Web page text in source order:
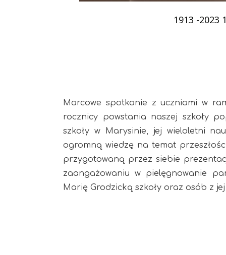
1913 -2023
Marcowe spotkanie z uczniami w
rocznicy powstania naszej szkoły
szkoły w Marysinie, jej wieloletni
ogromną wiedzę na temat
przygotowaną przez siebie
zaangażowaniu w pielęgnowanie
Marię Grodzicką szkoły oraz osób z